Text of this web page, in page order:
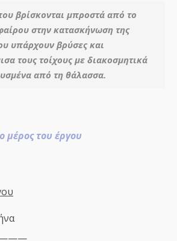
βρίσκονται μπροστά από το
στην κατασκήνωση της
υπάρχουν βρύσες και
τους τοίχους με διακοσμητικά
από τη θάλασσα.
μέρος του έργου